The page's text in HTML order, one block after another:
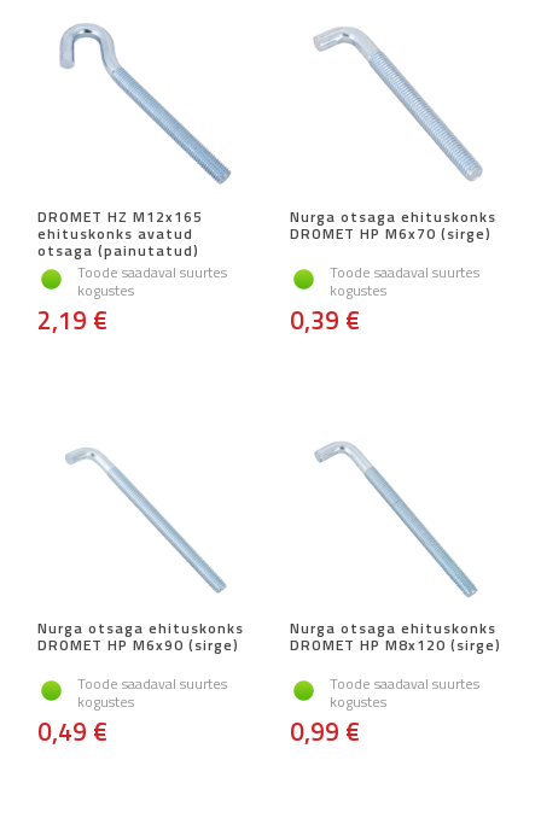
DROMET HZ M12x165
ehituskonks avatud
otsaga (painutatud)
Toode saadaval suurtes
kogustes
2,19 €
Nurga otsaga ehituskonks
DROMET HP M6x70 (sirge)
Toode saadaval suurtes
kogustes
0,39 €
Nurga otsaga ehituskonks
DROMET HP M6x90 (sirge)
Toode saadaval suurtes
kogustes
0,49 €
Nurga otsaga ehituskonks
DROMET HP M8x120 (sirge)
Toode saadaval suurtes
kogustes
0,99 €